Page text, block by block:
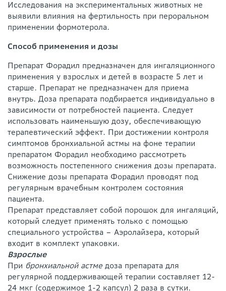
Исследования на экспериментальных животных не
выявили влияния на фертильность при пероральном
применении формотерола.
Способ применения и дозы
Препарат Форадил предназначен для ингаляционного
применения у взрослых и детей в возрасте 5 лет и
старше. Препарат не предназначен для приема
внутрь. Доза препарата подбирается индивидуально в
зависимости от потребностей пациента. Следует
использовать наименьшую дозу, обеспечивающую
терапевтический эффект. При достижении контроля
симптомов бронхиальной астмы на фоне терапии
препаратом Форадил необходимо рассмотреть
возможность постепенного снижения дозы препарата.
Снижение дозы препарата Форадил проводят под
регулярным врачебным контролем состояния
пациента.
Препарат представляет собой порошок для ингаляций,
который следует применять только с помощью
специального устройства – Аэролайзера, который
входит в комплект упаковки.
Взрослые
При бронхиальной астме доза препарата для
регулярной поддерживающей терапии составляет 12-
24 мкг (содержимое 1-2 капсул) 2 раза в сутки.